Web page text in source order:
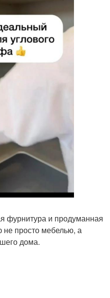
фурнитура и продуманная
не просто мебелью, а
дома.